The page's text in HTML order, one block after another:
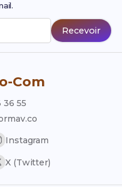
Recevoir
Com
36 55
Instagram
X (Twitter)